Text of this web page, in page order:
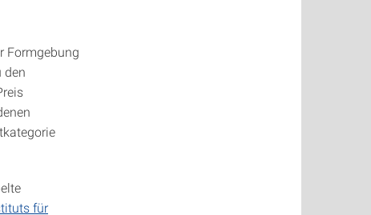
Formgebung
den
für